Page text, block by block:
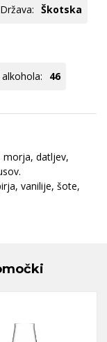
Država: Škotska
46
morja, datljev,
vanilije, šote,